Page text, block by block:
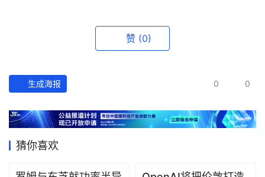
产
经
数
赞 (0)
生成海报 0 0
猜你喜欢